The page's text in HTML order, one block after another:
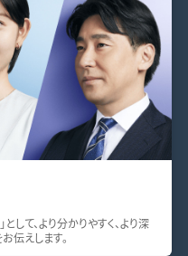
して、より分かりやすく、より深
伝えします。